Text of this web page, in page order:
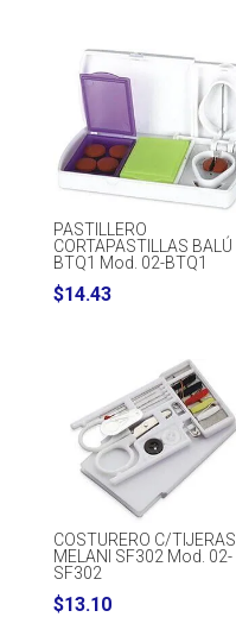
PASTILLERO
CORTAPASTILLAS BALÚ
BTQ1 Mod. 02-BTQ1
$14.43
COSTURERO C/TIJERAS
MELANI SF302 Mod. 02-
SF302
$13.10